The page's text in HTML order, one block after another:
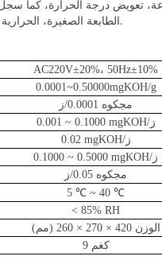
تعويض درجة الحرارة، كما سجل
7. الطابعة الصغيرة، الحرارية يجعل الطباعة أكثر جمالا وأكثر بسرعة، مع وظيفة الطباعة غير متصل.
AC220V±20%، 50Hz±10%
0.0001~0.50000mgKOH/g
مجكوه 0.0001/ز
0.001 ~ 0.1000 mgKOH/ز
0.02 mgKOH/ز
0.1000 ~ 0.5000 mgKOH/ز
مجكوه 0.05/ز
5 ℃ ~ 40 ℃
< 85% RH
الوزن 420 × 270 × 260 (مم)
9 كغم